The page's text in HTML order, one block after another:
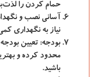
حمام کردن را
آسانی نصب و
نیاز به نگهداری
بودجه: تعیین
محدود کرده و
باشید.